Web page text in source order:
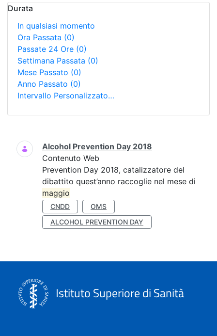
Durata
In qualsiasi momento
Ora Passata (0)
Passate 24 Ore (0)
Settimana Passata (0)
Mese Passato (0)
Anno Passato (0)
Intervallo Personalizzato…
Ricerca
Alcohol Prevention Day 2018
Contenuto Web
Prevention Day 2018, catalizzatore del
dibattito quest’anno raccoglie nel mese di
maggio
CNDD
OMS
ALCOHOL PREVENTION DAY
Istituto Superiore di Sanità